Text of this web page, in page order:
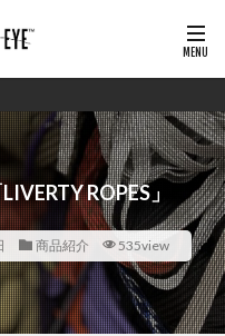
ROPES」
商品紹介 535view